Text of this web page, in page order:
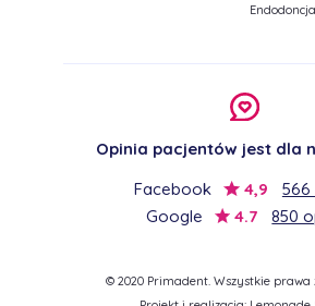
Endodoncja
Opinia pacjentów jest dla
Facebook
4,9
566
Google
4.7 850
© 2020 Primadent. Wszystkie prawa